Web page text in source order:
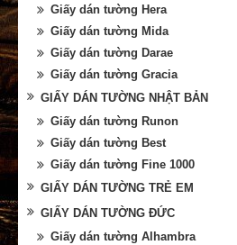
Giấy dán tường Hera
Giấy dán tường Mida
Giấy dán tường Darae
Giấy dán tường Gracia
GIẤY DÁN TƯỜNG NHẬT BẢN
Giấy dán tường Runon
Giấy dán tường Best
Giấy dán tường Fine 1000
GIẤY DÁN TƯỜNG TRẺ EM
GIẤY DÁN TƯỜNG ĐỨC
Giấy dán tường Alhambra